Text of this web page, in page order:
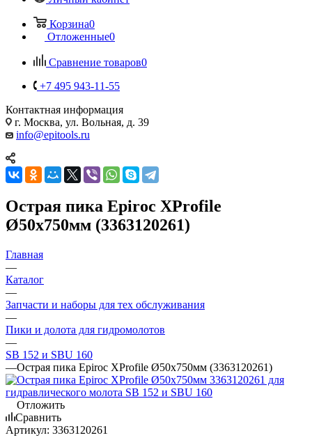
Корзина0
Отложенные0
Сравнение товаров0
+7 495 943-11-55
Контактная информация
г. Москва, ул. Вольная, д. 39
info@epitools.ru
Острая пика Epiroc XProfile
Ø50x750мм (3363120261)
Главная
—
Каталог
—
Запчасти и наборы для тех обслуживания
—
Пики и долота для гидромолотов
—
SB 152 и SBU 160
—Острая пика Epiroc XProfile Ø50x750мм (3363120261)
Отложить
Сравнить
Артикул: 3363120261